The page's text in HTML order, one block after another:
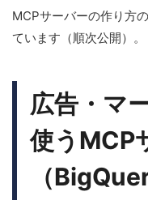
MCPサーバーの作り方
ています（順次公開）。
広告・マ
使うMCP
（